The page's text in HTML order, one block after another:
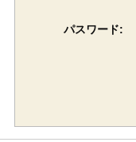
パスワード: